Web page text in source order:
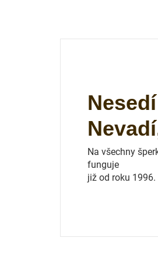
Na všechny
funguje
již od roku 1996.